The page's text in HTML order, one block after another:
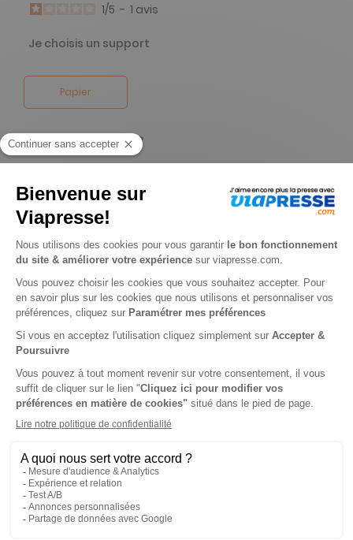
1/5 - 1 avis
Je choisis un support
Papier
Je choisis une durée
-50%
Abonnement Durée libre
4€39 Tarif Kiosque :8€77
Prix par n° pendant 6 mois, puis 4,40 € par n°
Tarif France métropolitaine
Présentation du magazine Le Monde Week-
end
Le Monde : un média généraliste et indépendant. Une
vous orienter. Les deux quotidiens du week-end, leurs
suppléments et M le magazine du Monde. Le Monde Week-
End rassemble le meilleur du grand quotidien français
dans une édition pensée pour le plaisir de lecture du week-
end. Chaque samedi et dimanche, recevez les deux